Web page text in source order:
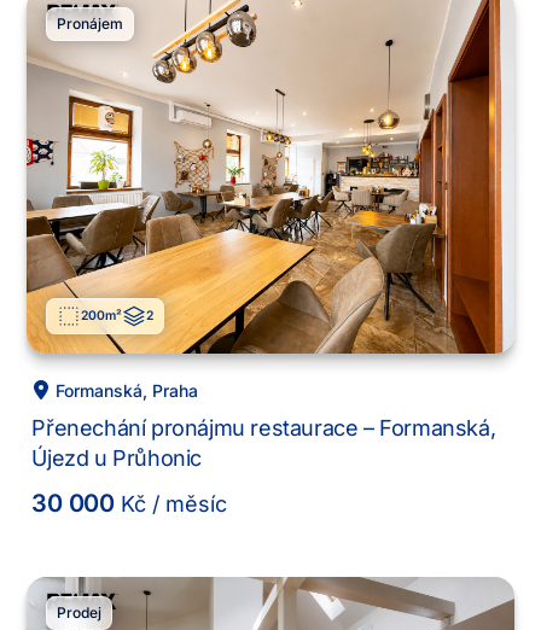
Pronájem
200m² 2
Formanská, Praha
Přenechání pronájmu restaurace – Formanská,
Újezd u Průhonic
30 000Kč/ měsíc
Prodej